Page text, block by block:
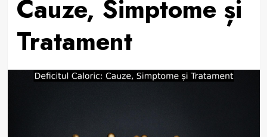
Cauze, Simptome și
Tratament